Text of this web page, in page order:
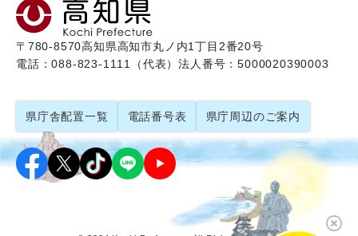
〒780-8570高知県高知市丸ノ内1丁目2番20号
電話：088-823-1111（代表）法人番号：5000020390003
県庁舎配置一覧 電話番号表 県庁周辺のご案内